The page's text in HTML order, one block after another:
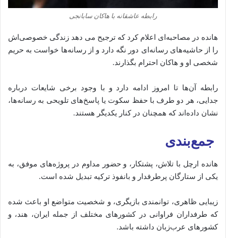
رابطه عاشقانه با هاکان سابانجی
هانده در مصاحبه‌ای اعلام کرد که ترجیح می‌ دهد زندگی خصوصی‌اش
را از حاشیه‌های رسانه‌ای دور نگه دارد و از رسانه‌ها خواست به حریم
شخصی او و هاکان احترام بگذارند.
رابطه آن‌ها تا امروز ادامه دارد و با وجود برخی شایعات درباره
جدایی، هر دو طرف با حفظ سکوت یا پاسخ‌های تلویحی به رسانه‌ها،
نشان داده‌اند که همچنان در کنار یکدیگر هستند.
جمع‌بندی
هانده ارچل با تلاش، پشتکار، و حضور مداوم در پروژه‌های موفق، به
یکی از ستارگان پرطرفدار و بانفوذ ترکیه تبدیل شده است.
زیبایی ظاهری، توانمندی بازیگری، و شخصیت متواضع او باعث شده
که طرفداران فراوانی در کشورهای مختلف از جمله ایران، هند، و
کشورهای عرب‌زبان داشته باشد.